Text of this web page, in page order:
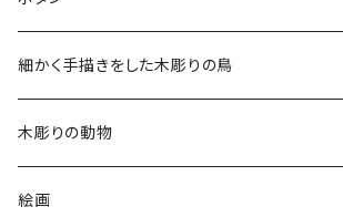
2019
チュニック
リバーシブル 帽子
リバーシブル エコバッグ
細かく手描きをした木彫りの鳥
木彫りの動物
絵画